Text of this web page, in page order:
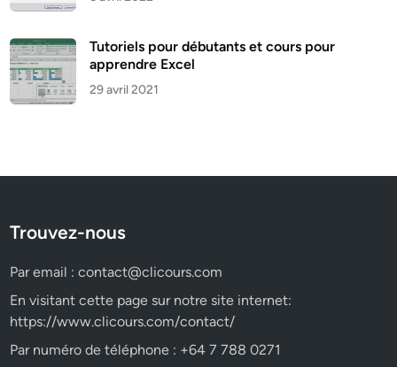
Tutoriels pour débutants et cours pour
apprendre Excel
29 avril 2021
Trouvez-nous
Par email :contact@clicours.com
En visitant cette page sur notre site internet:
https://www.clicours.com/contact/
Par numéro de téléphone : +64 7 788 0271